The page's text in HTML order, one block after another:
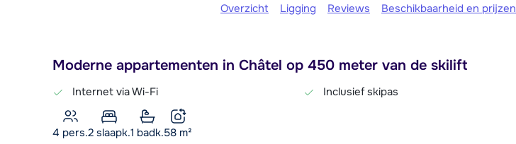
Overzicht Ligging Reviews Beschikbaarheid en prijzen
Moderne appartementen in Châtel op 450 meter van de skilift
Internet via Wi-Fi Inclusief skipas
4 pers.2 slaapk.1 badk.58 m²